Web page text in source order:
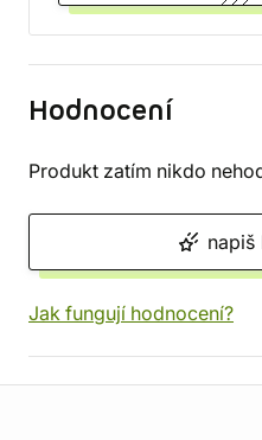
Hodnocení
Produkt zatím nikdo
napiš
Jak fungují hodnocení?